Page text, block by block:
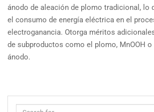
ánodo de aleación de plomo tradicional, lo
el consumo de energía eléctrica en el
electroganancia. Otorga méritos
de subproductos como el plomo, MnOOH o
ánodo.